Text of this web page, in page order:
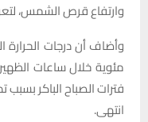
وارتفاع قرص الشمس،
مئوية خلال ساعات
فترات الصباح الباكر
انتهى.